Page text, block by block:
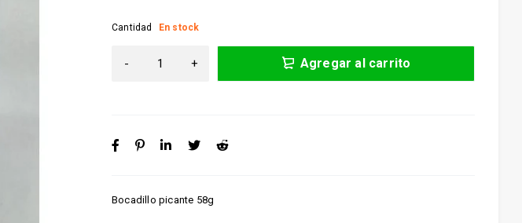
Bocadillo picante 58g
Cantidad En stock
Agregar al carrito